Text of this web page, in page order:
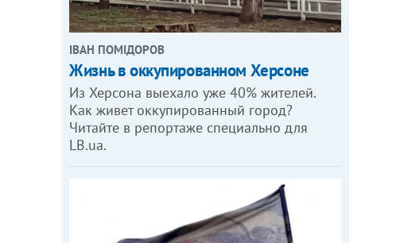
ІВАН ПОМІДОРОВ
Жизнь в оккупированном Херсоне
Из Херсона выехало уже 40% жителей.
Как живет оккупированный город?
Читайте в репортаже специально для
LB.ua.